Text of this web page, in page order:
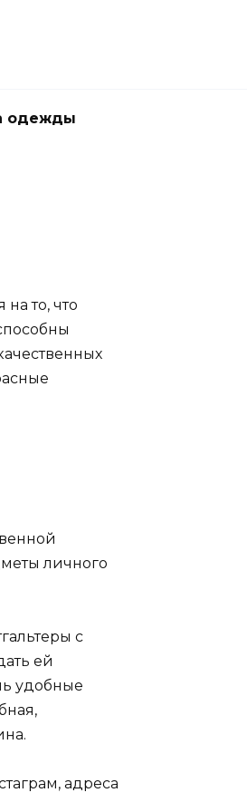
одежды
то, что
личного
с
ей
удобные
адреса